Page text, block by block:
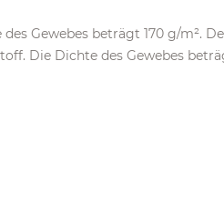
Gewebes beträgt 170 g/m².
Die Dichte des Gewebes